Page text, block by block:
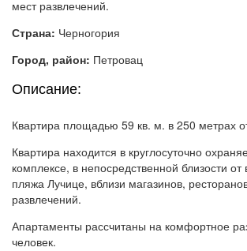
мест развлечений.
Страна: Черногория
Город, район: Петровац
Описание:
Квартира площадью 59 кв. м. в 250 метрах
Квартира находится в круглосуточно
комплексе, в непосредственной близости от
пляжа Лучице, вблизи магазинов,
развлечений.
Апартаменты рассчитаны на комфортное
человек.